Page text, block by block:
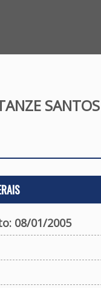
08/01/2005